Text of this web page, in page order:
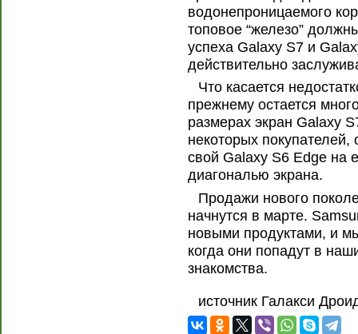
водонепроницаемого
топовое “железо”
успеха Galaxy S7 и
действительно
Что касается
прежнему остается
размерах экран Galaxy
некоторых покупателей,
свой Galaxy S6 Edge на
диагональю экрана.
Продажи нового
начнутся в марте.
новыми продуктами, и
когда они попадут в
знакомства.
источник Галакси